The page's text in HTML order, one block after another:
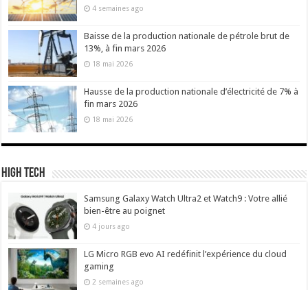
4 semaines ago
Baisse de la production nationale de pétrole brut de
13%, à fin mars 2026
18 mai 2026
Hausse de la production nationale d’électricité de 7% à
fin mars 2026
18 mai 2026
High Tech
Samsung Galaxy Watch Ultra2 et Watch9 : Votre allié
bien-être au poignet
4 jours ago
LG Micro RGB evo AI redéfinit l’expérience du cloud
gaming
2 semaines ago